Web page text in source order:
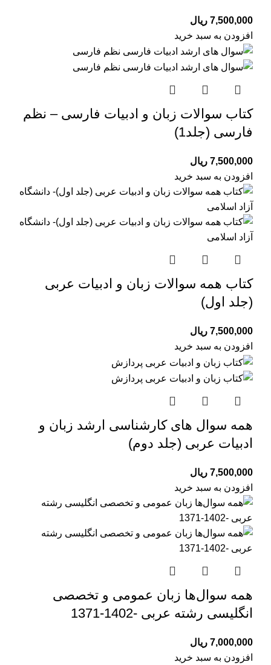
7,500,000 ریال
افزودن به سبد خرید
کتاب سوالات زبان و ادبیات فارسی – نظم
فارسی (جلد1)
7,500,000 ریال
افزودن به سبد خرید
کتاب همه سوالات زبان و ادبیات عربی
(جلد اول)
7,500,000 ریال
افزودن به سبد خرید
همه سوال های کارشناسی ارشد زبان و
ادبیات عربی (جلد دوم)
7,500,000 ریال
افزودن به سبد خرید
همه سوال‌ها زبان عمومی و تخصصی
انگلیسی رشته عربی -1402-1371
7,000,000 ریال
افزودن به سبد خرید